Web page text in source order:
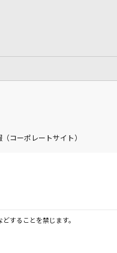
コーポレートサイト）
することを禁じます。